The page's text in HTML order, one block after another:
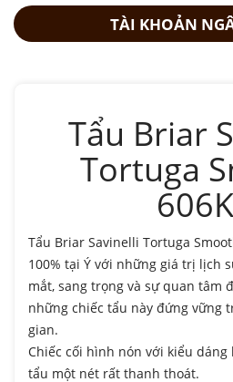
TÀI KHOẢN
Tẩu Briar
Tortuga
Tẩu Briar Savinelli Tortuga
100% tại Ý với những giá trị lịch
mắt, sang trọng và sự quan tâm
những chiếc tẩu này đứng vững
gian.
Chiếc cối hình nón với kiểu dáng
tẩu một nét rất thanh thoát.